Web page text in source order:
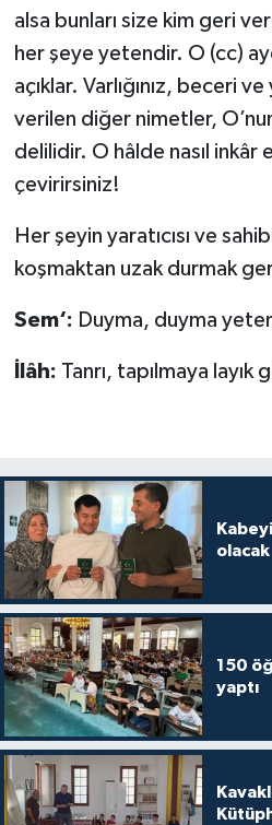
alsa bunları size kim geri
her şeye yetendir. O (cc)
açıklar. Varlığınız, beceri
verilen diğer nimetler, O’nun
delilidir. O hâlde nasıl inkâr
çevirirsiniz!
Her şeyin yaratıcısı ve
koşmaktan uzak durmak
Sem‘: Duyma, duyma
İlâh: Tanrı, tapılmaya layık
olacak
150
yaptı
Çanakkale Müftülüğü
Çankırı Müftülüğü
Çorum Müftülüğü
Denizli Müftülüğü
Diyarbakır Müftülüğü
Erzurum Müftülüğü
Eskişehir Müftülüğü
Gaziantep Müftülüğü
Giresun Müftülüğü
Gümüşhane Müftülüğü
Hakkari Müftülüğü
Podcast
Bilim, Teknoloji
Biyografiler
Diyanet TV
İhtida Haberleri